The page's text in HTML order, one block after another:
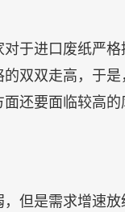
于进口废纸严
双双走高，于
还要面临较高
但是需求增速